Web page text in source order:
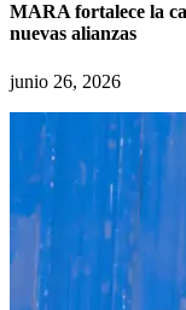
MARA fortalece la
nuevas alianzas
junio 26, 2026